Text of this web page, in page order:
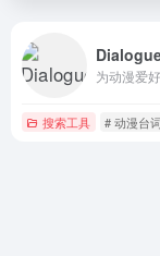
为动漫爱
搜索工具 # 动漫台